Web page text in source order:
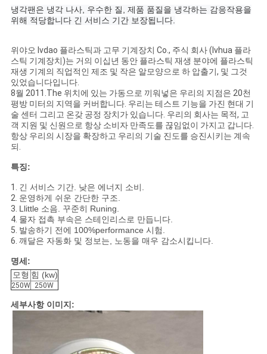
스
인
용
문
을
요
구
하
세
요
사
이
냉각팬은 냉각 나사, 우수한 질, 제품 품질을 냉각하는 감응작용을
위해 적당합니다 긴 서비스 기간 보장됩니다.
위야오 lvdao 플라스틱과 고무 기계장치 Co., 주식 회사 (lvhua 플라
스틱 기계장치)는 거의 이십년 동안 플라스틱 재생 분야에 플라스틱
재생 기계의 직업적인 제조 및 작은 알모양으로 하 압출기, 및 그것
있었습니다입니다.
8월 2011.The 위치에 있는 가동으로 끼워넣은 우리의 지점은 20천
평방 미터의 지역을 커버합니다. 우리는 테스트 기능을 가진 현대 기
술 센터 그리고 온갖 공정 장치가 있습니다. 우리의 회사는 목적, 고
객 지원 및 신원으로 항상 소비자 만족도를 끊임없이 가지고 갑니다.
항상 우리의 시장을 확장하고 우리의 기술 진도를 승진시키는 계속
되.
특징:
1. 긴 서비스 기간. 낮은 에너지 소비.
2. 운영하게 쉬운 간단한 구조.
3. Llittle 소음. 꾸준히 Runing.
4. 물자 접촉 부속은 스테인리스로 만듭니다.
5. 발송하기 전에 100%performance 시험.
6. 깨달은 자동화 및 정보는, 노동을 매우 감소시킵니다.
명세:
모형 힘 (kw)
250W 250W
세부사항 이미지: